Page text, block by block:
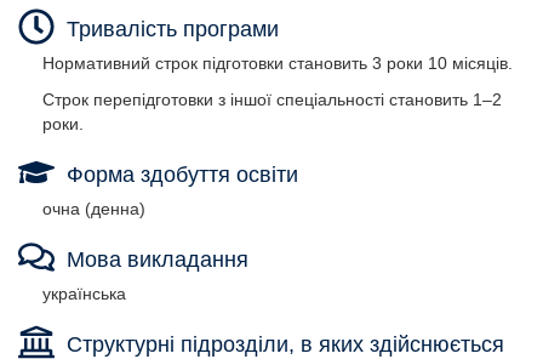
Тривалість програми
Нормативний строк підготовки становить 3 роки 10 місяців.
Строк перепідготовки з іншої спеціальності становить 1–2
роки.
Форма здобуття освіти
очна (денна)
Мова викладання
українська
Структурні підрозділи, в яких здійснюється